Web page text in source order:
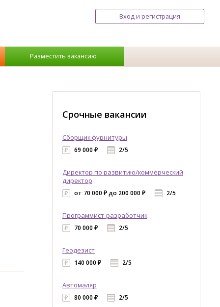
Вход и регистрация
Разместить вакансию
Срочные вакансии
Сборщик фурнитуры
69 000 ₽ 2/5
Директор по развитию/коммерческий
директор
от 70 000 ₽ до 200 000 ₽ 2/5
Программист-разработчик
70 000 ₽ 2/5
Геодезист
140 000 ₽ 2/5
Автомаляр
80 000 ₽ 2/5